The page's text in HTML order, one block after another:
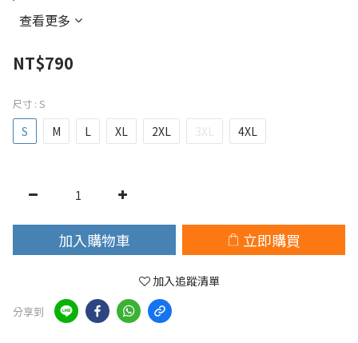
查看更多
NT$790
尺寸 : S
S M L XL 2XL 3XL 4XL
加入購物車 立即購買
加入追蹤清單
分享到